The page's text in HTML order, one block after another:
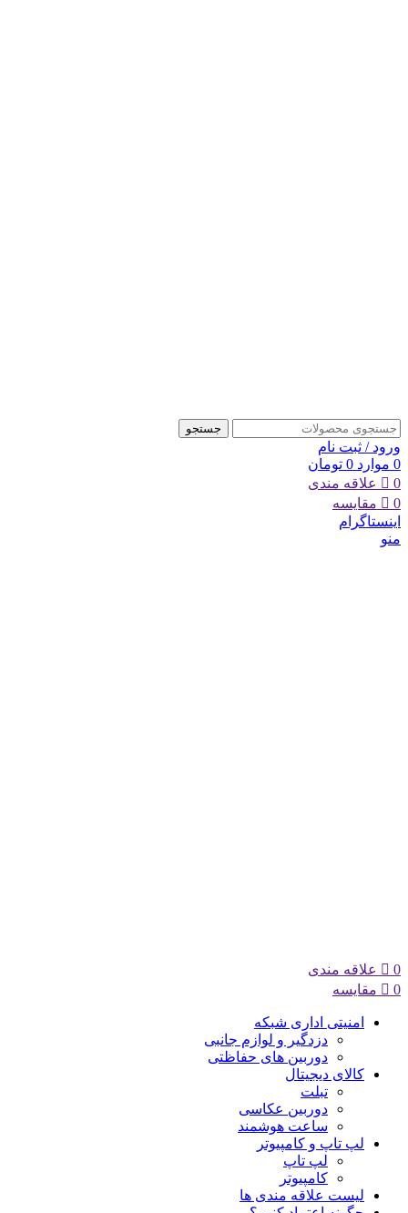
جستجو
ورود / ثبت نام
0 موارد 0 تومان
0
علاقه مندی
0
مقایسه
اینستاگرام
منو
0
علاقه مندی
0
مقایسه
امنیتی اداری شبکه
دزدگیر و لوازم جانبی
دوربین های حفاظتی
کالای دیجیتال
تبلت
دوربین عکاسی
ساعت هوشمند
لپ تاپ و کامپیوتر
لپ تاپ
کامپیوتر
لیست علاقه مندی ها